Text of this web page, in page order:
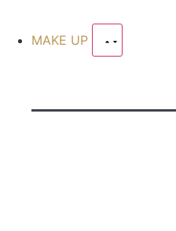
MAKE UP